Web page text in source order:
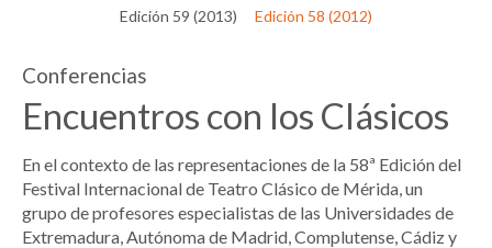
Edición 59 (2013)
Edición 58 (2012)
Conferencias
Encuentros con los Clásicos
En el contexto de las representaciones de la 58ª Edición del
Festival Internacional de Teatro Clásico de Mérida, un
grupo de profesores especialistas de las Universidades de
Extremadura, Autónoma de Madrid, Complutense, Cádiz y